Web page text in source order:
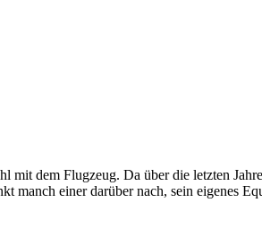
dem Flugzeug. Da über die letzten
manch einer darüber nach, sein eigenes